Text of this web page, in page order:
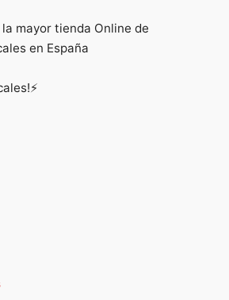
mayor tienda Online de
en España